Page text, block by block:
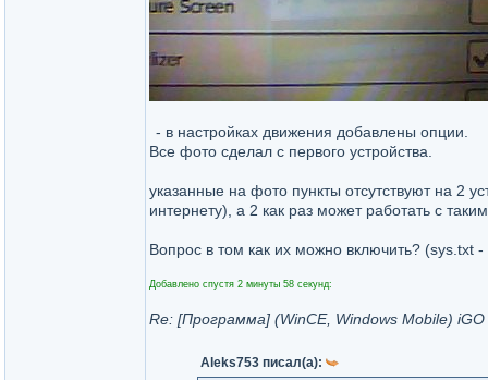
- в настройках движения добавлены опции.
Все фото сделал с первого устройства.
указанные на фото пункты отсутствуют на 2
интернету), а 2 как раз может работать с
Вопрос в том как их можно включить? (sys.txt
Добавлено спустя 2 минуты 58 секунд:
Re: [Программа] (WinCE, Windows Mobile)
Aleks753 писал(а):